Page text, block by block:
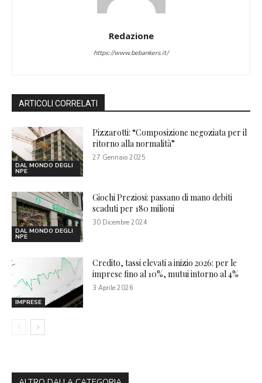
Redazione
https://www.bebankers.it/
ARTICOLI CORRELATI
DAL MONDO DEGLI
NPE
Pizzarotti: “Composizione negoziata per il
ritorno alla normalità”
27 Gennaio 2025
DAL MONDO DEGLI
NPE
Giochi Preziosi: passano di mano debiti
scaduti per 180 milioni
30 Dicembre 2024
IMPRESE
Credito, tassi elevati a inizio 2026: per le
imprese fino al 10%, mutui intorno al 4%
3 Aprile 2026